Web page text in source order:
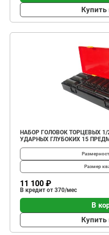
Купить
НАБОР ГОЛОВОК ТОРЦЕВЫХ
УДАРНЫХ ГЛУБОКИХ 15
Размер
11 100 ₽
В кредит от 370/мес
В
Купить